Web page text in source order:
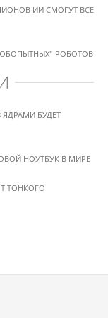
ИИ СМОГУТ ВСЕ
РОБОТОВ
ЯДРАМИ БУДЕТ
НОУТБУК В МИРЕ
ТОНКОГО